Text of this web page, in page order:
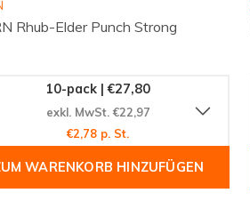
Rhub-Elder Punch Strong
10-pack | €27,80
exkl. MwSt. €22,97
€2,78 p. St.
WARENKORB HINZUFÜGEN